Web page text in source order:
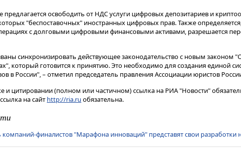
предлагается освободить от НДС услуги цифровых депозитариев и
"беспоставочных" иностранных цифровых прав. Также
с долговыми цифровыми финансовыми активами, разрешается
синхронизировать действующее законодательство с новым законом
который готовится к принятию. Это необходимо для создания единой
в России", – отметил председатель правления Ассоциации юристов
и цитировании (полном или частичном) ссылка на РИА "Новости"
на сайт http://ria.ru обязательна.
компаний-финалистов "Марафона инноваций" представят свои